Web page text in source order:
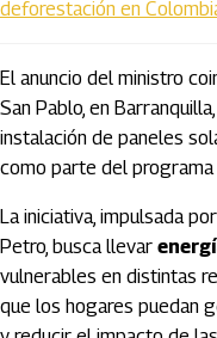
deforestación en
El anuncio del ministro
San Pablo, en
instalación de paneles
como parte del programa
La iniciativa, impulsada
Petro, busca llevar
vulnerables en distintas
que los hogares puedan